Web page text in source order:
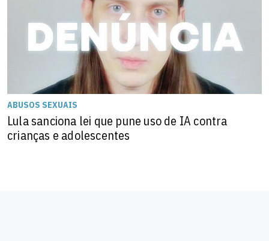
ABUSOS SEXUAIS
Lula sanciona lei que pune uso de IA contra
crianças e adolescentes